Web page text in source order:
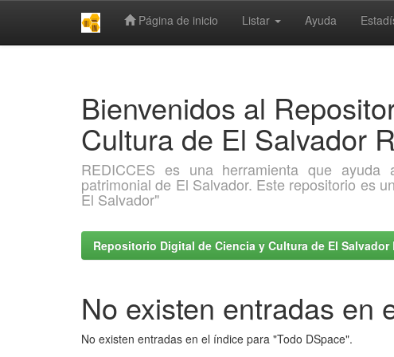
Página de inicio Listar Ayuda
Bienvenidos al
Cultura de El Salvador
REDICCES es una herramienta que
patrimonial de El Salvador. Este repositorio es
El Salvador"
Repositorio Digital de Ciencia y Cultura de El Salvador
No existen entradas en
No existen entradas en el índice para "Todo DSpace".